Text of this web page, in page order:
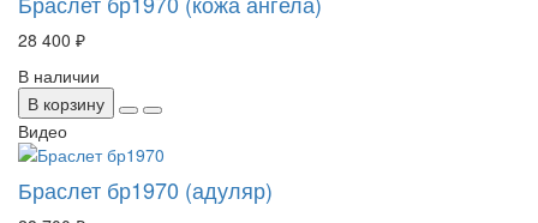
28 400 ₽
В наличии
В корзину
Видео
Браслет бр1970 (адуляр)